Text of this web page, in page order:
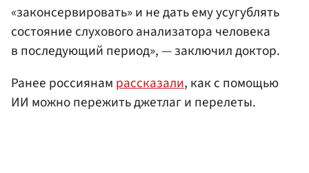
«законсервировать» и не дать ему усугублять
состояние слухового анализатора человека
в последующий период», — заключил доктор.
Ранее россиянам рассказали, как с помощью
ИИ можно пережить джетлаг и перелеты.